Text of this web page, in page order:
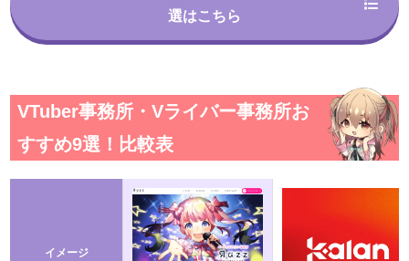
選はこちら
VTuber事務所・Vライバー事務所お
すすめ9選！比較表
イメージ